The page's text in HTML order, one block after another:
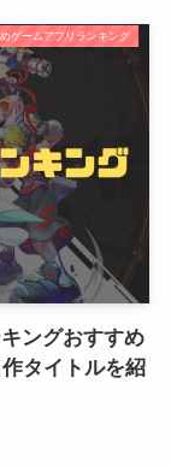
ゲームアプリランキング
ングおすすめ
タイトルを紹